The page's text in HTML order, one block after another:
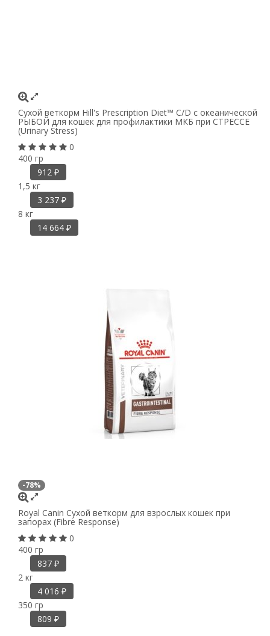
Сухой веткорм Hill's Prescription Diet™ C/D с океанической
РЫБОЙ для кошек для профилактики МКБ при СТРЕССЕ
(Urinary Stress)
0
400 гр
912 ₽
1,5 кг
3 237 ₽
8 кг
14 664 ₽
-78%
Royal Canin Сухой веткорм для взрослых кошек при
запорах (Fibre Response)
0
400 гр
837 ₽
2 кг
4 016 ₽
350 гр
809 ₽